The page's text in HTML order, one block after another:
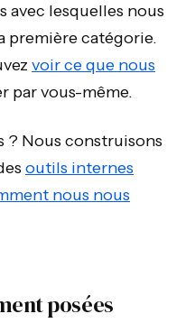
avec lesquelles nous
première catégorie.
voir ce que nous
par vous-même.
? Nous construisons
outils internes
nous nous
posées